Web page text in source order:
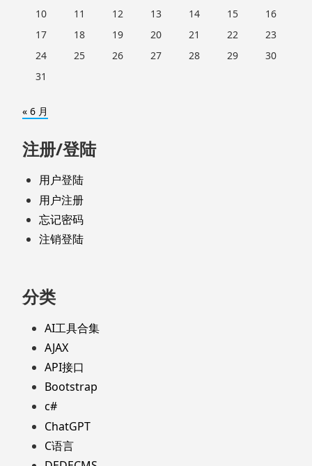
10
11 12 13 14 15
16
17
18 19 20 21 22
23
24
25 26 27 28 29
30
31
« 6 月
注册/登陆
用户登陆
用户注册
忘记密码
注销登陆
分类
AI工具合集
AJAX
API接口
Bootstrap
c#
ChatGPT
C语言